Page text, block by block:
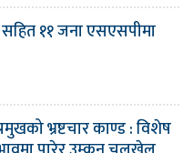
११ जना एसएसपीमा
भ्रष्टचार काण्ड : विशेष